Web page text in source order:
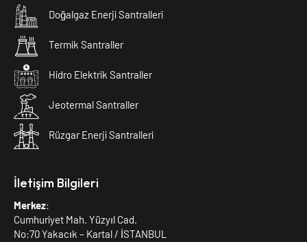
Doğalgaz Enerji Santralleri
Termik Santraller
Hidro Elektrik Santraller
Jeotermal Santraller
Rüzgar Enerji Santralleri
İletişim Bilgileri
Merkez:
Cumhuriyet Mah. Yüzyıl Cad.
No:70 Yakacık – Kartal / İSTANBUL